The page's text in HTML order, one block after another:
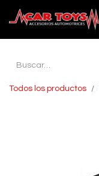
Todos los productos